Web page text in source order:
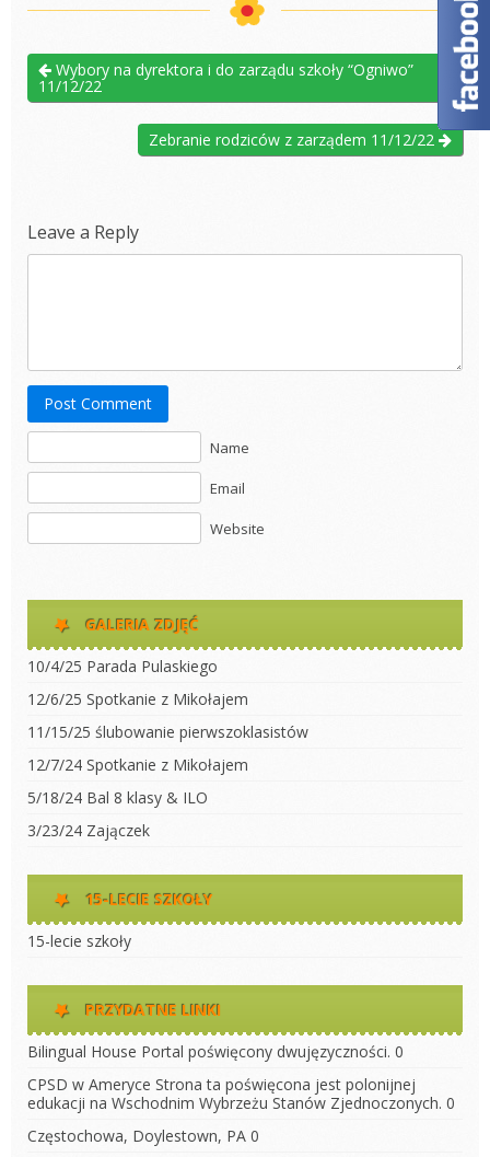
Wybory na dyrektora i do zarządu szkoły “Ogniwo”
11/12/22
Zebranie rodziców z zarządem 11/12/22
Leave a Reply
Post Comment
Name
Email
Website
GALERIA ZDJĘĆ
10/4/25 Parada Pulaskiego
12/6/25 Spotkanie z Mikołajem
11/15/25 ślubowanie pierwszoklasistów
12/7/24 Spotkanie z Mikołajem
5/18/24 Bal 8 klasy & ILO
3/23/24 Zajączek
15-LECIE SZKOŁY
15-lecie szkoły
PRZYDATNE LINKI
Bilingual House Portal poświęcony dwujęzyczności. 0
CPSD w Ameryce Strona ta poświęcona jest polonijnej
edukacji na Wschodnim Wybrzeżu Stanów Zjednoczonych. 0
Częstochowa, Doylestown, PA 0